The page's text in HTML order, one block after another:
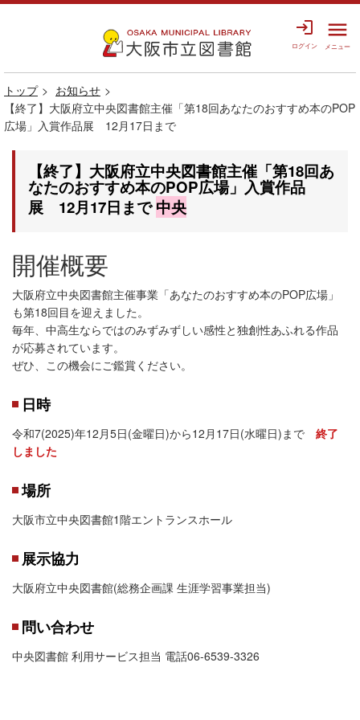
login
ログイン
menu
メニュー
トップ
お知らせ
【終了】大阪府立中央図書館主催「第18回あなたのおすすめ本のPOP
広場」入賞作品展 12月17日まで
【終了】大阪府立中央図書館主催「第18回あ
なたのおすすめ本のPOP広場」入賞作品
展 12月17日まで中央
開催概要
大阪府立中央図書館主催事業「あなたのおすすめ本のPOP広場」
も第18回目を迎えました。
毎年、中高生ならではのみずみずしい感性と独創性あふれる作品
が応募されています。
ぜひ、この機会にご鑑賞ください。
日時
令和7(2025)年12月5日(金曜日)から12月17日(水曜日)まで 終了
しました
場所
大阪市立中央図書館1階エントランスホール
展示協力
大阪府立中央図書館(総務企画課 生涯学習事業担当)
問い合わせ
中央図書館 利用サービス担当 電話06-6539-3326